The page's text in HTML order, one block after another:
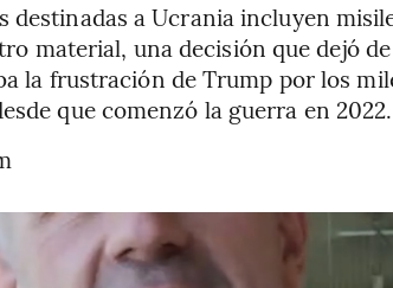
destinadas a Ucrania incluyen
material, una decisión que dejó
la frustración de Trump por los
que comenzó la guerra en 2022.